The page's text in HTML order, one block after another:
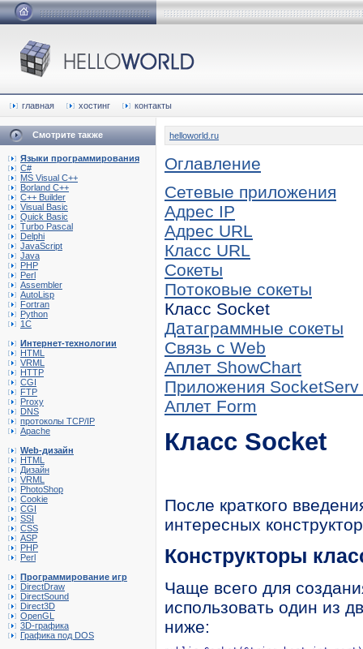
главная хостинг контакты
Смотрите также
Языки программирования
C#
MS Visual C++
Borland C++
C++ Builder
Visual Basic
Quick Basic
Turbo Pascal
Delphi
JavaScript
Java
PHP
Perl
Assembler
AutoLisp
Fortran
Python
1C
Интернет-технологии
HTML
VRML
HTTP
CGI
FTP
Proxy
DNS
протоколы TCP/IP
Apache
Web-дизайн
HTML
Дизайн
VRML
PhotoShop
Cookie
CGI
SSI
CSS
ASP
PHP
Perl
Программирование игр
DirectDraw
DirectSound
Direct3D
OpenGL
3D-графика
Графика под DOS
helloworld.ru
Оглавление
Сетевые приложения
Адрес IP
Адрес URL
Класс URL
Сокеты
Потоковые сокеты
Класс Socket
Датаграммные сокеты
Связь с Web
Аплет ShowChart
Приложения
Аплет Form
Класс Socket
После краткого
интересных
Конструкторы
Чаще всего для
использовать один из
ниже: